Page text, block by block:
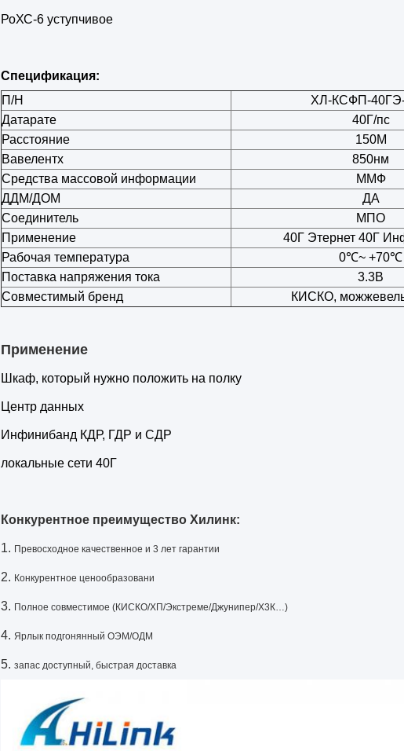
РоХС-6 уступчивое
Спецификация:
П/Н
ХЛ-КСФП-
Датарате
40Г/пс
Расстояние
150М
Вавелентх
850нм
Средства массовой информации
ММФ
ДДМ/ДОМ
ДА
Соединитель
МПО
Применение
40Г Этернет 40Г
Рабочая температура
0℃~ +70℃
Поставка напряжения тока
3.3В
Совместимый бренд
КИСКО,
Применение
Шкаф, который нужно положить на полку
Центр данных
Инфинибанд КДР, ГДР и СДР
локальные сети 40Г
Конкурентное преимущество Хилинк:
1. Превосходное качественное и 3 лет гарантии
2. Конкурентное ценообразовани
3. Полное совместимое (КИСКО/ХП/Экстреме/Джунипер/Х3К…)
4. Ярлык подгонянный ОЭМ/ОДМ
5. запас доступный, быстрая доставка